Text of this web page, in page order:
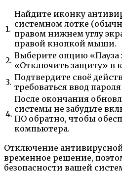
1.
Найдите иконку
системном лотке
правом нижнем углу
правой кнопкой мыши.
2. Выберите опцию
«Отключить защиту» в
3. Подтвердите своё
требоваться ввод
4.
После окончания
системы не забудьте
ПО обратно, чтобы
компьютера.
Отключение
временное решение,
безопасности вашей